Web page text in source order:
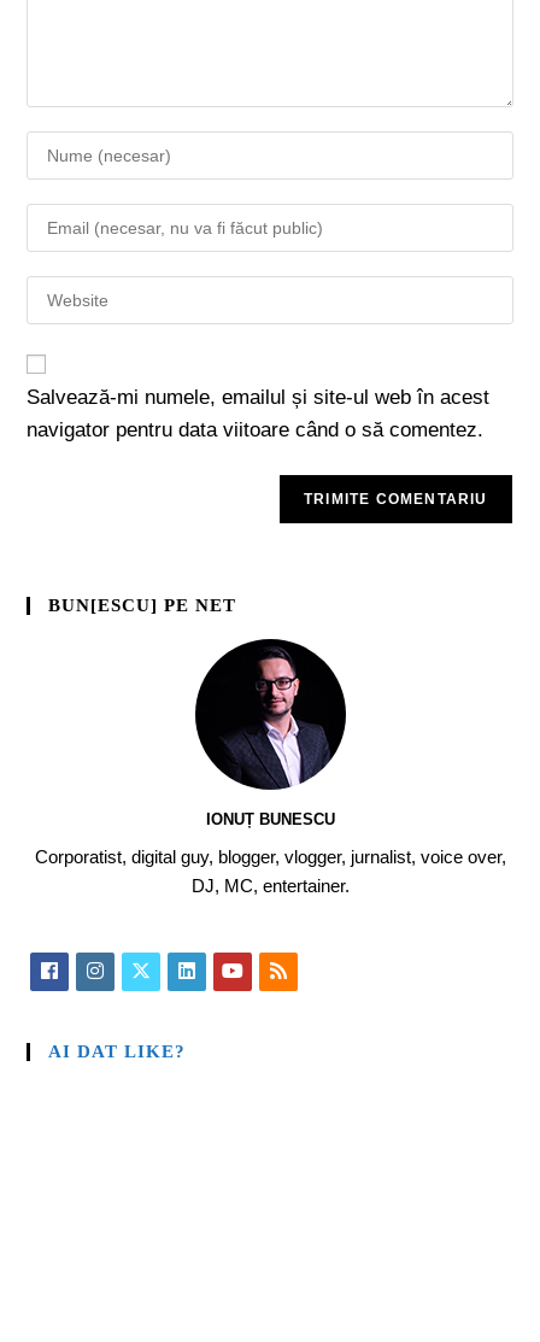
Salvează-mi numele, emailul și site-ul web în acest
navigator pentru data viitoare când o să comentez.
BUN[ESCU] PE NET
IONUȚ BUNESCU
Corporatist, digital guy, blogger, vlogger, jurnalist, voice over,
DJ, MC, entertainer.
AI DAT LIKE?